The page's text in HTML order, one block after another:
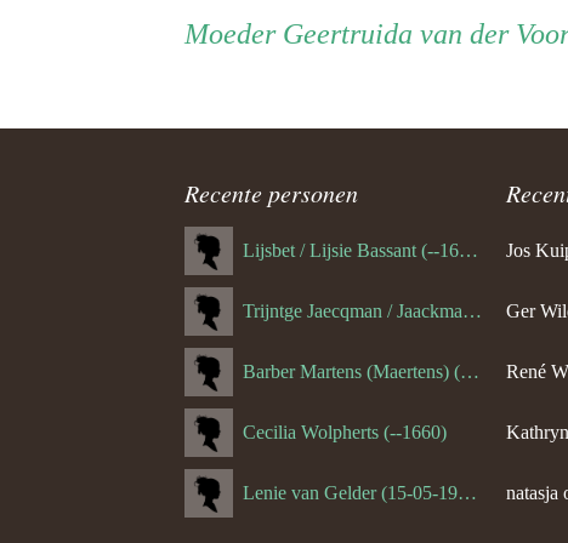
Persoon
ouder
navigatie
Moeder Moeder
Geertruida van der
Recente personen
Lijsbet / Lijsie Bassant (--1687)
Trijntge Jaecqman / Jaackman (--1651)
Barber Martens (Maertens) (--1658)
Cecilia Wolpherts (--1660)
Lenie van Gelder (15-05-1970)
Jos
Ger
René
natasja